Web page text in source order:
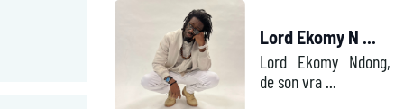
Lord Ekomy N ...
Lord Ekomy Ndong,
de son vra ...